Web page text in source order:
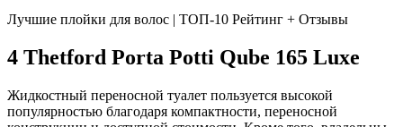
Лучшие плойки для волос | ТОП-10 Рейтинг + Отзывы
4 Thetford Porta Potti Qube 165 Luxe
Жидкостный переносной туалет пользуется высокой
популярностью благодаря компактности, переносной